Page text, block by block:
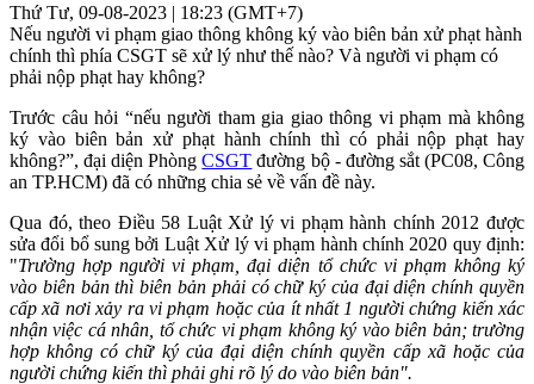
Thứ Tư, 09-08-2023 | 18:23 (GMT+7)
Nếu người vi phạm giao thông không ký vào biên bản xử phạt hành
chính thì phía CSGT sẽ xử lý như thế nào? Và người vi phạm có
phải nộp phạt hay không?
Trước câu hỏi “nếu người tham gia giao thông vi phạm mà không
ký vào biên bản xử phạt hành chính thì có phải nộp phạt hay
không?”, đại diện PhòngCSGT đường bộ - đường sắt (PC08, Công
an TP.HCM) đã có những chia sẻ về vấn đề này.
Qua đó, theo Điều 58 Luật Xử lý vi phạm hành chính 2012 được
sửa đổi bổ sung bởi Luật Xử lý vi phạm hành chính 2020 quy định:
"Trường hợp người vi phạm, đại diện tổ chức vi phạm không ký
vào biên bản thì biên bản phải có chữ ký của đại diện chính quyền
cấp xã nơi xảy ra vi phạm hoặc của ít nhất 1 người chứng kiến xác
nhận việc cá nhân, tổ chức vi phạm không ký vào biên bản; trường
hợp không có chữ ký của đại diện chính quyền cấp xã hoặc của
người chứng kiến thì phải ghi rõ lý do vào biên bản".